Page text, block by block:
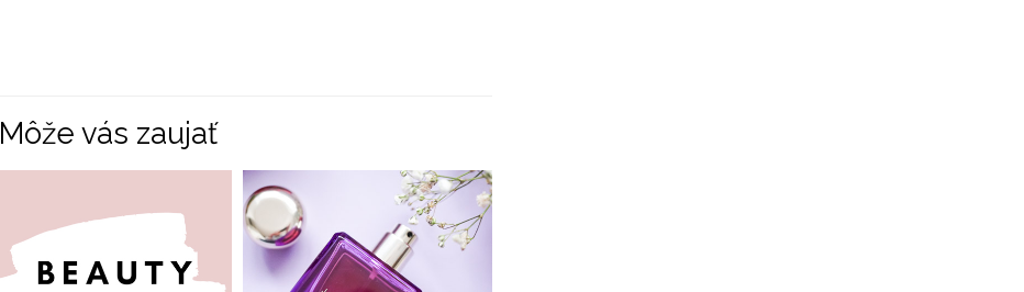
Môže vás zaujať